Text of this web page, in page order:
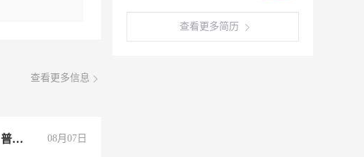
查看更多信息
兼职或全职销售、普工、维修 08月07日
查看更多简历